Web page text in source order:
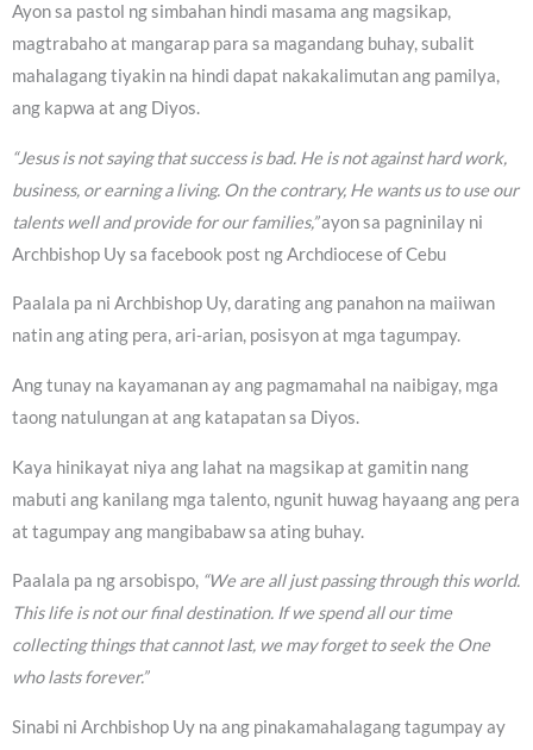
Ayon sa pastol ng simbahan hindi masama ang magsikap,
magtrabaho at mangarap para sa magandang buhay, subalit
mahalagang tiyakin na hindi dapat nakakalimutan ang pamilya,
ang kapwa at ang Diyos.
“Jesus is not saying that success is bad. He is not against hard work,
business, or earning a living. On the contrary, He wants us to use our
talents well and provide for our families,”ayon sa pagninilay ni
Archbishop Uy sa facebook post ng Archdiocese of Cebu
Paalala pa ni Archbishop Uy, darating ang panahon na maiiwan
natin ang ating pera, ari-arian, posisyon at mga tagumpay.
Ang tunay na kayamanan ay ang pagmamahal na naibigay, mga
taong natulungan at ang katapatan sa Diyos.
Kaya hinikayat niya ang lahat na magsikap at gamitin nang
mabuti ang kanilang mga talento, ngunit huwag hayaang ang pera
at tagumpay ang mangibabaw sa ating buhay.
Paalala pa ng arsobispo, “We are all just passing through this world.
This life is not our final destination. If we spend all our time
collecting things that cannot last, we may forget to seek the One
who lasts forever.”
Sinabi ni Archbishop Uy na ang pinakamahalagang tagumpay ay